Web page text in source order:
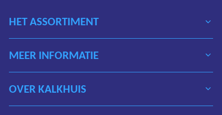
HET ASSORTIMENT
MEER INFORMATIE
OVER KALKHUIS